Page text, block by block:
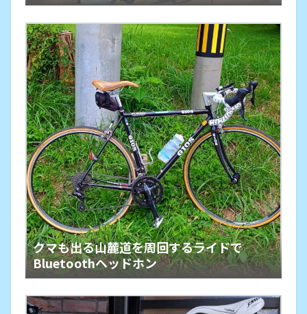
クマも出る山麓道を周回するライドで
Bluetoothヘッドホン